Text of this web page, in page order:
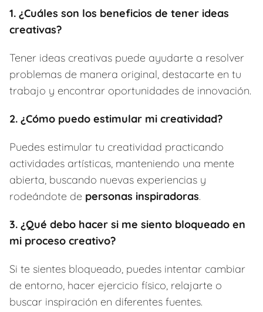
1. ¿Cuáles son los beneficios de tener ideas
creativas?
Tener ideas creativas puede ayudarte a resolver
problemas de manera original, destacarte en tu
trabajo y encontrar oportunidades de innovación.
2. ¿Cómo puedo estimular mi creatividad?
Puedes estimular tu creatividad practicando
actividades artísticas, manteniendo una mente
abierta, buscando nuevas experiencias y
rodeándote de personas inspiradoras.
3. ¿Qué debo hacer si me siento bloqueado en
mi proceso creativo?
Si te sientes bloqueado, puedes intentar cambiar
de entorno, hacer ejercicio físico, relajarte o
buscar inspiración en diferentes fuentes.